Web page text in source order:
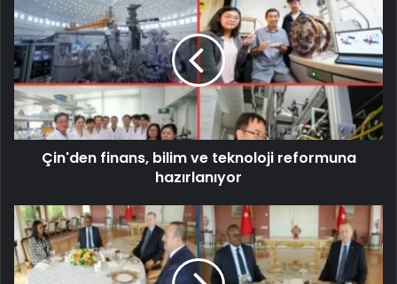
Çin'den finans, bilim ve teknoloji reformuna
hazırlanıyor